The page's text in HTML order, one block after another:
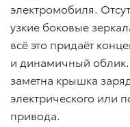
электромобиля.
узкие боковые
всё это придаёт
и динамичный
заметна крышка
электрического или
привода.